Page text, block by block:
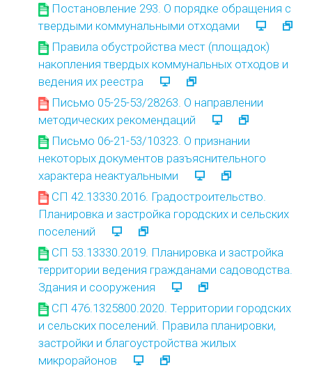
Постановление 293. О порядке обращения с
твердыми коммунальными отходами
Правила обустройства мест (площадок)
накопления твердых коммунальных отходов и
ведения их реестра
Письмо 05-25-53/28263. О направлении
методических рекомендаций
Письмо 06-21-53/10323. О признании
некоторых документов разъяснительного
характера неактуальными
СП 42.13330.2016. Градостроительство.
Планировка и застройка городских и сельских
поселений
СП 53.13330.2019. Планировка и застройка
территории ведения гражданами садоводства.
Здания и сооружения
СП 476.1325800.2020. Территории городских
и сельских поселений. Правила планировки,
застройки и благоустройства жилых
микрорайонов